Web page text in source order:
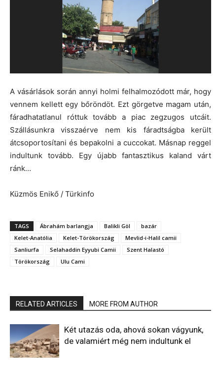
A vásárlások során annyi holmi felhalmozódott már, hogy
vennem kellett egy bőröndöt. Ezt görgetve magam után,
fáradhatatlanul róttuk tovább a piac zegzugos utcáit.
Szállásunkra visszaérve nem kis fáradtságba került
átcsoportosítani és bepakolni a cuccokat. Másnap reggel
indultunk tovább. Egy újabb fantasztikus kaland várt
ránk…
Küzmös Enikő / Türkinfo
TAGS Ábrahám barlangja Balikli Göl
bazár
Kelet-Anatólia
Kelet-Törökország
Mevlid-i-Halil camii
Sanliurfa
Selahaddin Eyyubi Camii
Szent Halastó
Törökország
Ulu Cami
RELATED ARTICLES MORE FROM AUTHOR
Két utazás oda, ahová sokan vágyunk,
de valamiért még nem indultunk el